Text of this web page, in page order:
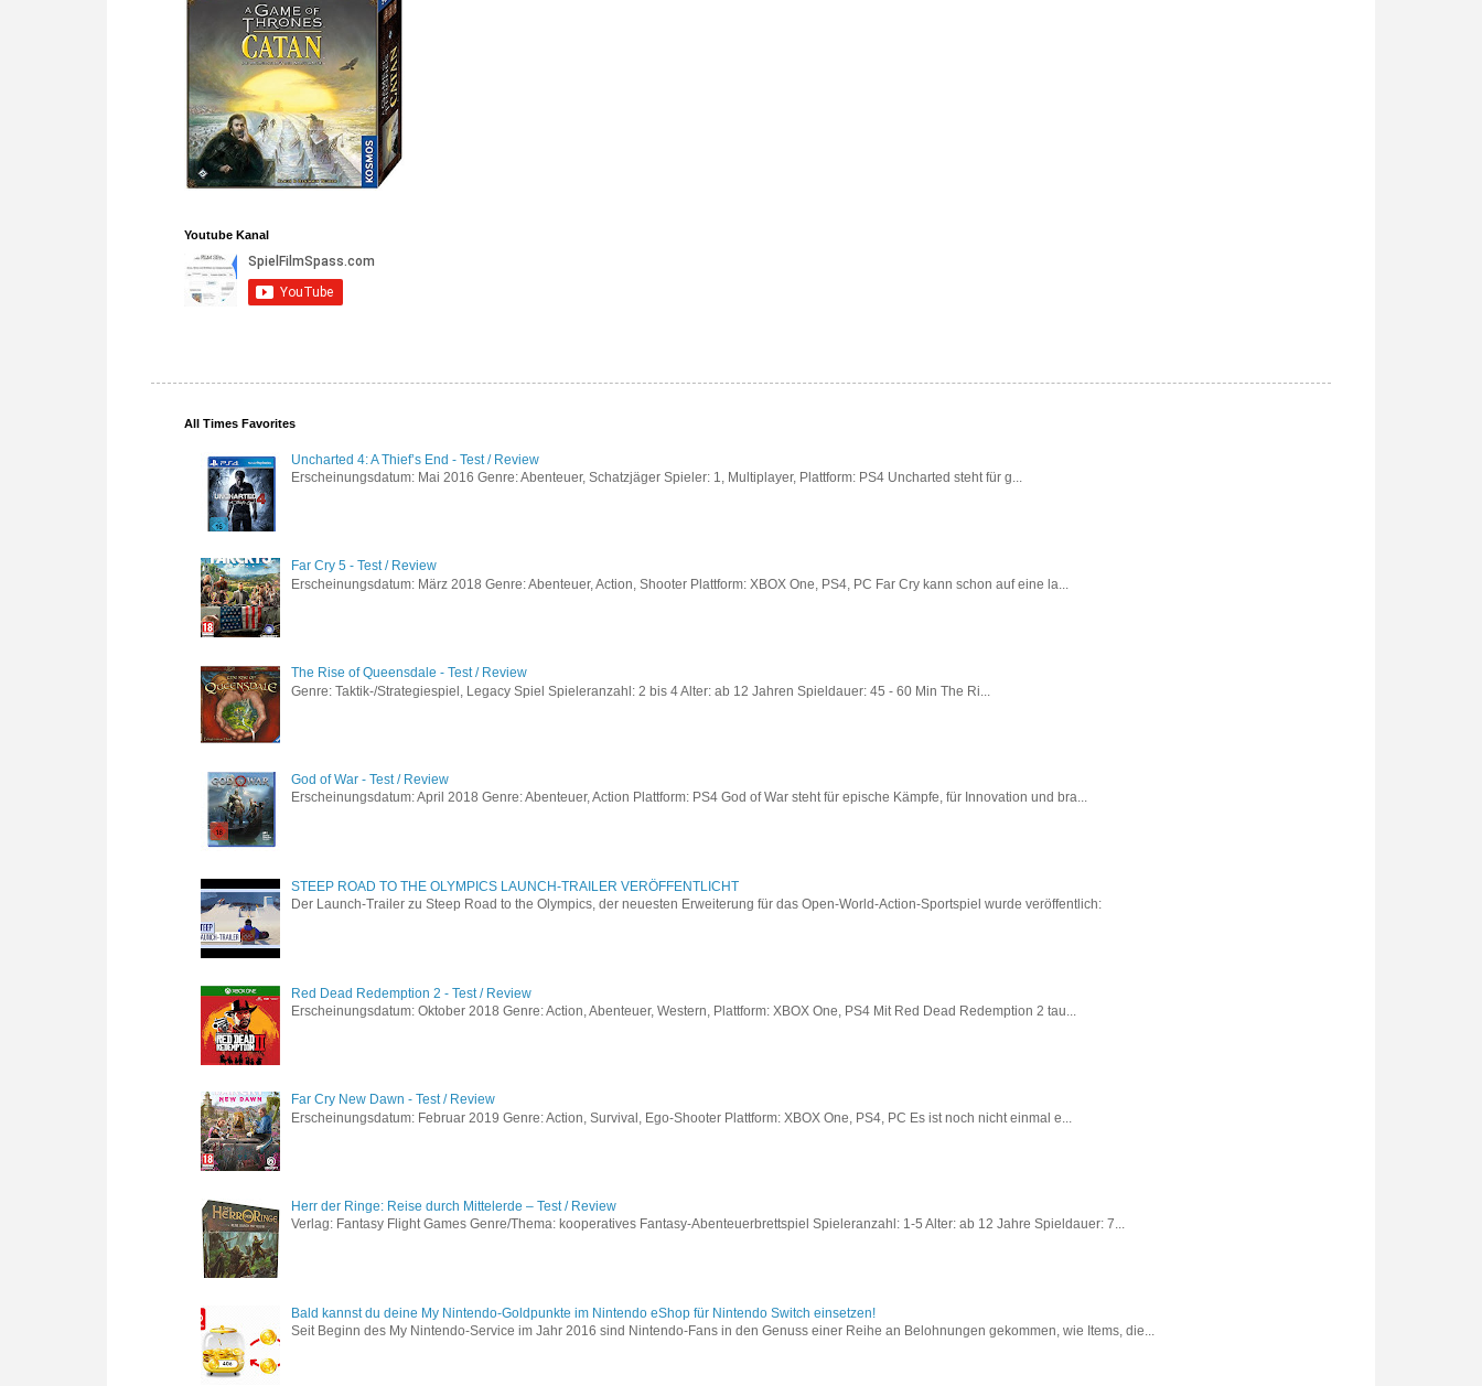
Youtube Kanal
All Times Favorites
Uncharted 4: A Thief’s End - Test / Review
Erscheinungsdatum: Mai 2016 Genre: Abenteuer, Schatzjäger Spieler: 1, Multiplayer, Plattform: PS4 Uncharted steht für g...
Far Cry 5 - Test / Review
Erscheinungsdatum: März 2018 Genre: Abenteuer, Action, Shooter Plattform: XBOX One, PS4, PC Far Cry kann schon auf eine la...
The Rise of Queensdale - Test / Review
Genre: Taktik-/Strategiespiel, Legacy Spiel Spieleranzahl: 2 bis 4 Alter: ab 12 Jahren Spieldauer: 45 - 60 Min The Ri...
God of War - Test / Review
Erscheinungsdatum: April 2018 Genre: Abenteuer, Action Plattform: PS4 God of War steht für epische Kämpfe, für Innovation und bra...
STEEP ROAD TO THE OLYMPICS LAUNCH-TRAILER VERÖFFENTLICHT
Der Launch-Trailer zu Steep Road to the Olympics, der neuesten Erweiterung für das Open-World-Action-Sportspiel wurde veröffentlich:
Red Dead Redemption 2 - Test / Review
Erscheinungsdatum: Oktober 2018 Genre: Action, Abenteuer, Western, Plattform: XBOX One, PS4 Mit Red Dead Redemption 2 tau...
Far Cry New Dawn - Test / Review
Erscheinungsdatum: Februar 2019 Genre: Action, Survival, Ego-Shooter Plattform: XBOX One, PS4, PC Es ist noch nicht einmal e...
Herr der Ringe: Reise durch Mittelerde – Test / Review
Verlag: Fantasy Flight Games Genre/Thema: kooperatives Fantasy-Abenteuerbrettspiel Spieleranzahl: 1-5 Alter: ab 12 Jahre Spieldauer: 7...
Bald kannst du deine My Nintendo-Goldpunkte im Nintendo eShop für Nintendo Switch einsetzen!
Seit Beginn des My Nintendo-Service im Jahr 2016 sind Nintendo-Fans in den Genuss einer Reihe an Belohnungen gekommen, wie Items, die...